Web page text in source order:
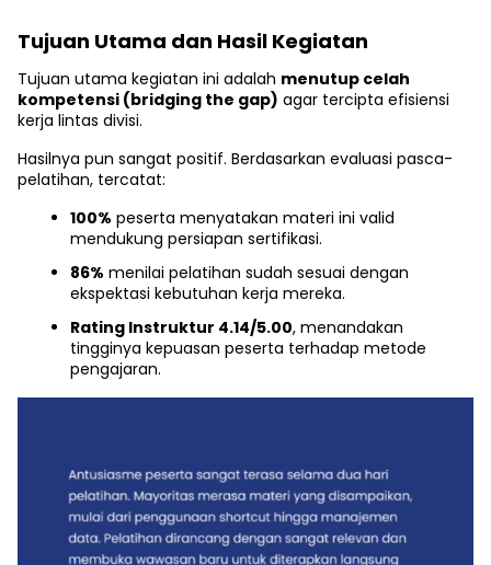
Tujuan Utama dan Hasil Kegiatan
Tujuan utama kegiatan ini adalah menutup celah
kompetensi (bridging the gap) agar tercipta efisiensi
kerja lintas divisi.
Hasilnya pun sangat positif. Berdasarkan evaluasi pasca-
pelatihan, tercatat:
100% peserta menyatakan materi ini valid
mendukung persiapan sertifikasi.
86% menilai pelatihan sudah sesuai dengan
ekspektasi kebutuhan kerja mereka.
Rating Instruktur 4.14/5.00, menandakan
tingginya kepuasan peserta terhadap metode
pengajaran.